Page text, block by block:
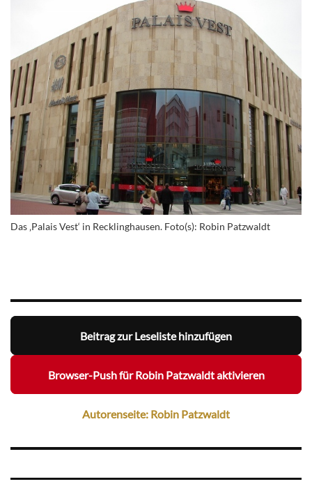
Das ‚Palais Vest‘ in Recklinghausen. Foto(s): Robin Patzwaldt
Beitrag zur Leseliste hinzufügen
Browser-Push für Robin Patzwaldt aktivieren
Autorenseite: Robin Patzwaldt